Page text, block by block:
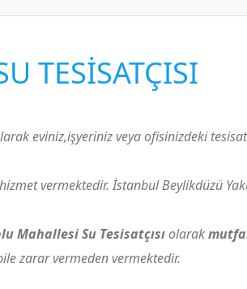
TESISATÇISI
eviniz,işyeriniz veya ofisinizdeki
hizmet vermektedir. İstanbul Beylikdüzü
Mahallesi Su Tesisatçısıolarak
zarar vermeden vermektedir.